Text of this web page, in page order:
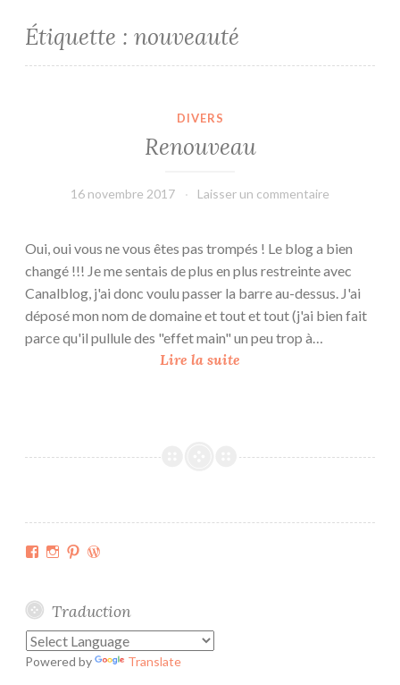
Étiquette : nouveauté
DIVERS
Renouveau
16 novembre 2017
L'Effet
Laisser un commentaire
Oui, oui vous ne vous êtes pas trompés ! Le blog a bien
changé !!! Je me sentais de plus en plus restreinte avec
Canalblog, j'ai donc voulu passer la barre au-dessus. J'ai
déposé mon nom de domaine et tout et tout (j'ai bien fait
parce qu'il pullule des "effet main" un peu trop à…
Lire la suite
Facebook
Instagram
Pinterest
Traduction
Powered by Translate